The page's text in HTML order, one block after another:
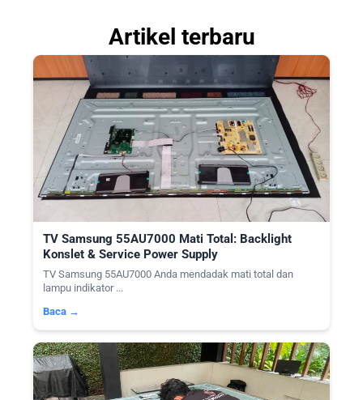
Artikel terbaru
TV Samsung 55AU7000 Mati Total: Backlight
Konslet & Service Power Supply
TV Samsung 55AU7000 Anda mendadak mati total dan
lampu indikator ...
Baca →